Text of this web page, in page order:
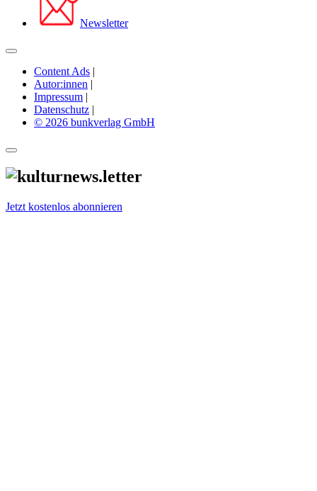
Newsletter
Content Ads |
Autor:innen |
Impressum |
Datenschutz |
© 2026 bunkverlag GmbH
Jetzt kostenlos abonnieren